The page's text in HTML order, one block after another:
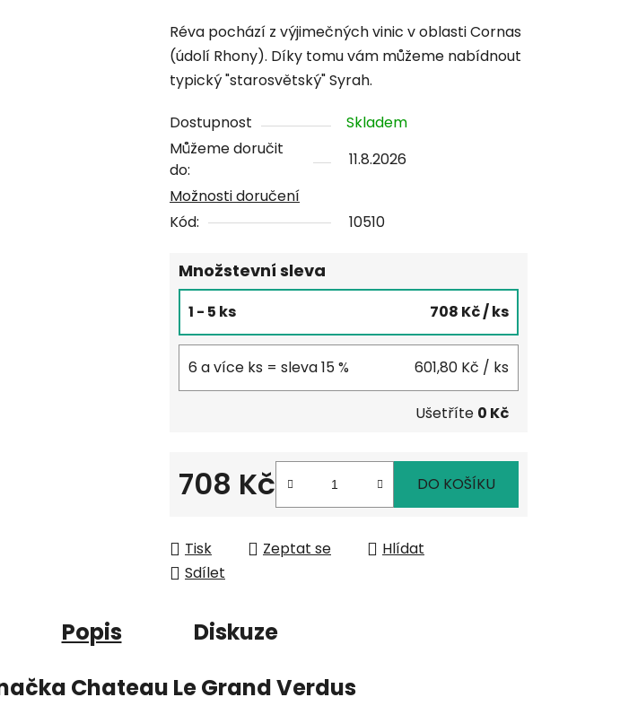
Réva pochází z výjimečných vinic v oblasti Cornas
(údolí Rhony). Díky tomu vám můžeme nabídnout
typický "starosvětský" Syrah.
Dostupnost
Skladem
Můžeme doručit
do:
11.8.2026
Možnosti doručení
Kód:
10510
Množstevní sleva
1 - 5 ks 708 Kč/ ks
6 a více ks = sleva 15 % 601,80 Kč / ks
Ušetříte 0 Kč
708 Kč DO KOŠÍKU
Tisk Zeptat se
Hlídat
Sdílet
Popis
Diskuze
Chateau Le Grand Verdus